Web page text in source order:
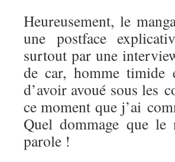
Heureusement, le
une postface
surtout par une
de car, homme
d’avoir avoué sous les
ce moment que j’ai
Quel dommage que
parole !